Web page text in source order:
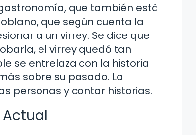
que también está
que según cuenta la
a un virrey. Se dice que
el virrey quedó tan
se entrelaza con la historia
sobre su pasado. La
personas y contar historias.
Actual